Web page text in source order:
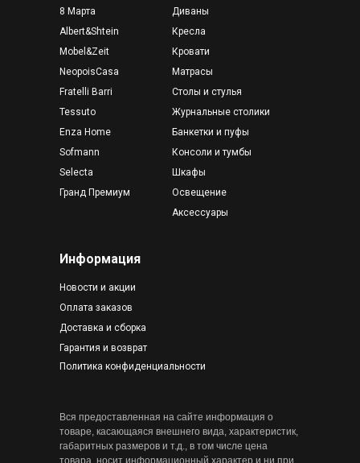
Кресла
Столы и стулья
Матрасы
Шкафы
Освещение
Диваны
Журнальные столики
Банкетки и пуфы
Аксессуары
Консоли и тумбы
Кровати
Вся предоставленная на сайте информация о
товаре, касающаяся внешнего вида, характеристик,
габаритных размеров и т.д., в том числе цена
Информация
Оплата заказов
Доставка и сборка
Гарантия и возврат
Политика конфиденциальности
Mobel&Zeit
Tessuto
8 Марта
Fratelli Barri
Sofmann
Selecta
Enza Home
Albert&Shtein
NeopoisCasa
Новости и акции
Гранд Премиум